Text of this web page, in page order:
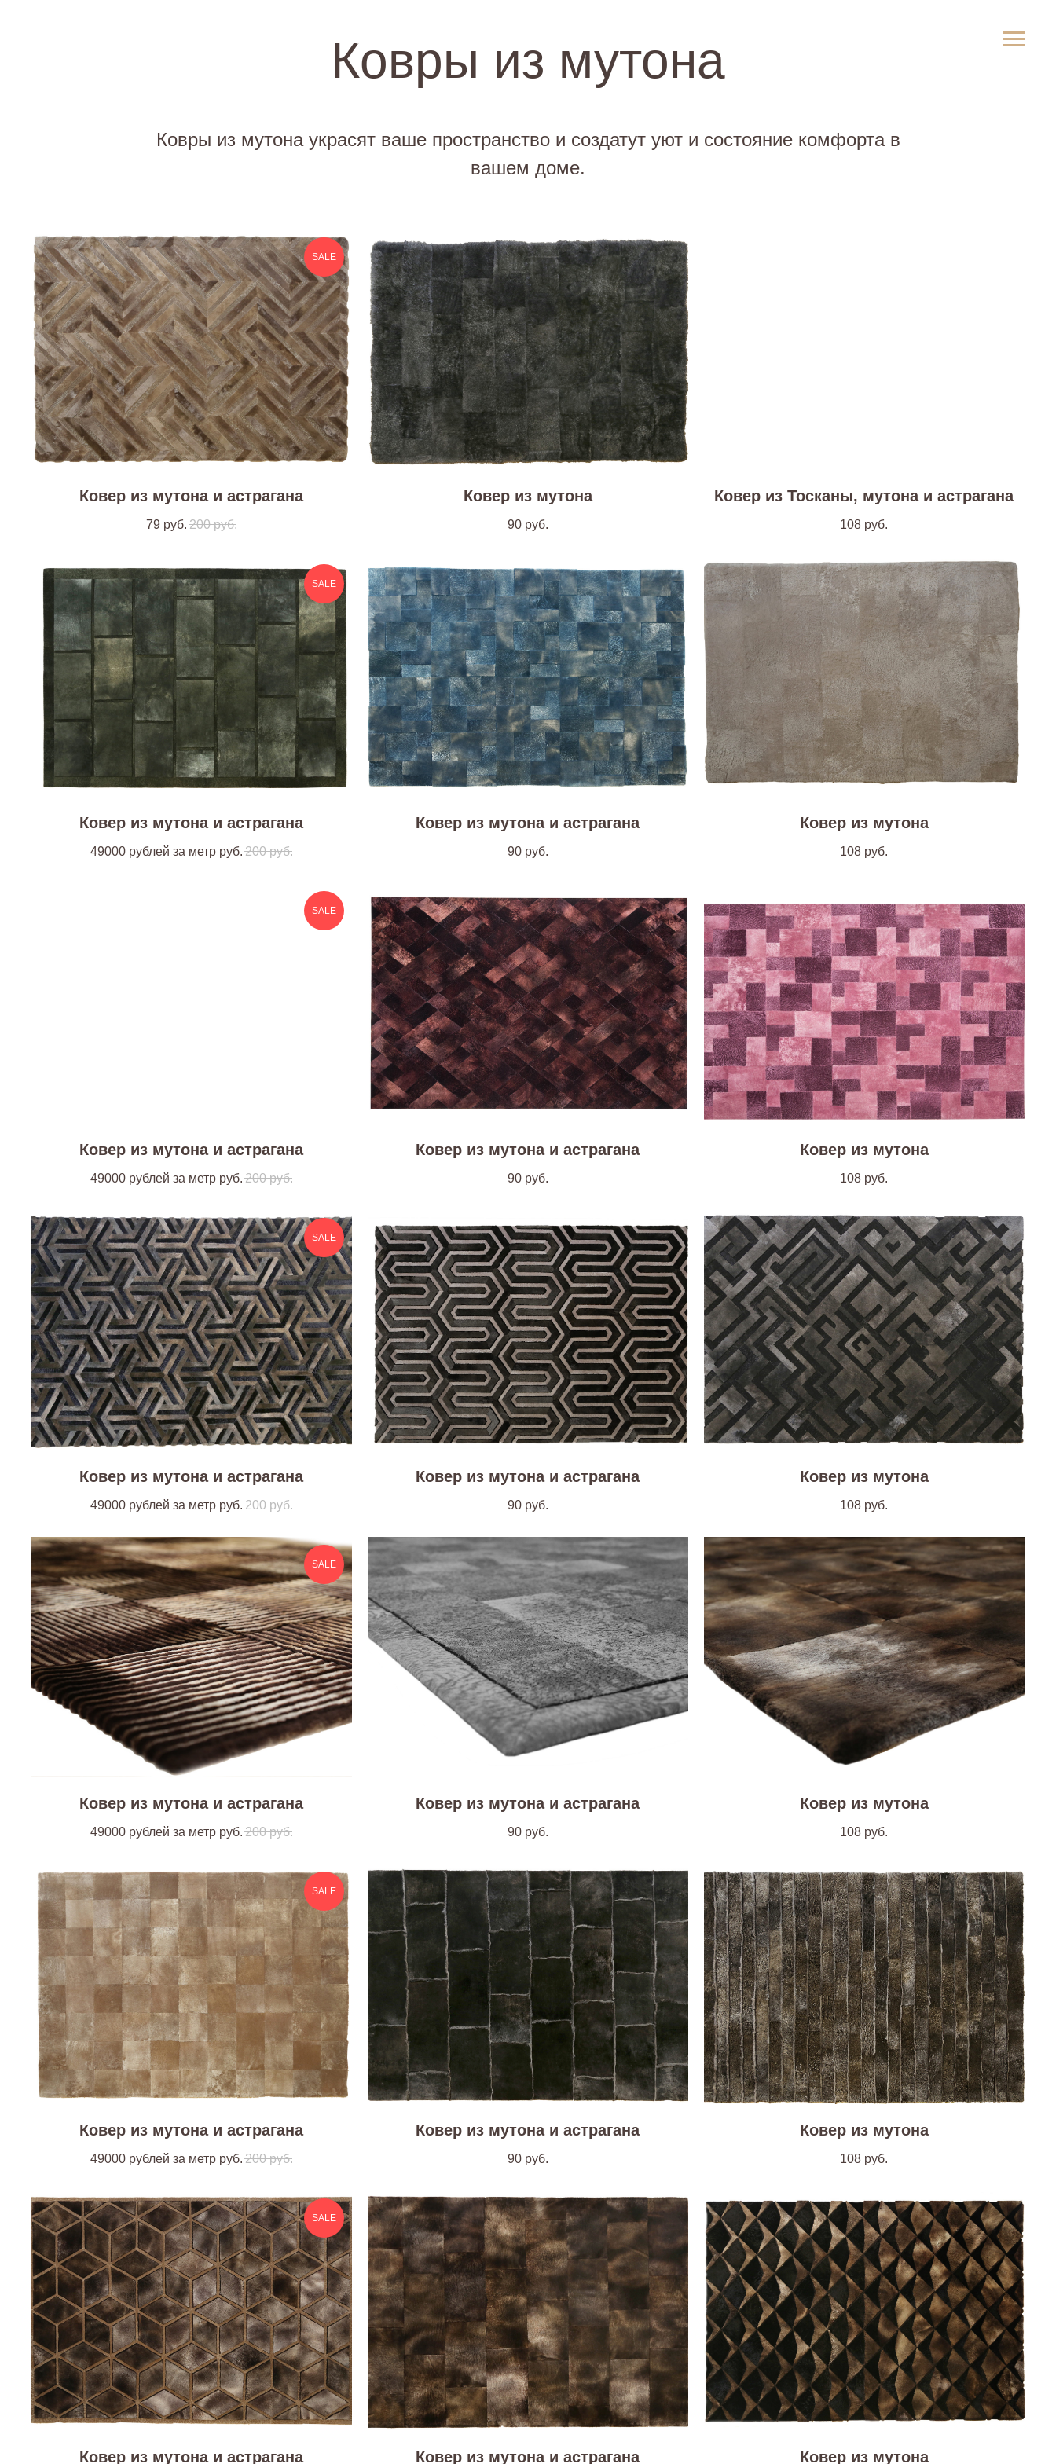
КОВРЫ
Ковры из мутона
Ковры из мутона украсят ваше пространство и создатут уют и состояние комфорта в
вашем доме.
SALE
Ковер из мутона и астрагана
79 руб. 200 руб.
Ковер из мутона
90 руб.
Ковер из Тосканы, мутона и астрагана
108 руб.
SALE
Ковер из мутона и астрагана
49000 рублей за метр руб. 200 руб.
Ковер из мутона и астрагана
90 руб.
Ковер из мутона
108 руб.
SALE
Ковер из мутона и астрагана
49000 рублей за метр руб. 200 руб.
Ковер из мутона и астрагана
90 руб.
Ковер из мутона
108 руб.
SALE
Ковер из мутона и астрагана
49000 рублей за метр руб. 200 руб.
Ковер из мутона и астрагана
90 руб.
Ковер из мутона
108 руб.
SALE
Ковер из мутона и астрагана
49000 рублей за метр руб. 200 руб.
Ковер из мутона и астрагана
90 руб.
Ковер из мутона
108 руб.
SALE
Ковер из мутона и астрагана
49000 рублей за метр руб. 200 руб.
Ковер из мутона и астрагана
90 руб.
Ковер из мутона
108 руб.
SALE
Ковер из мутона и астрагана Ковер из мутона и астрагана Ковер из мутона